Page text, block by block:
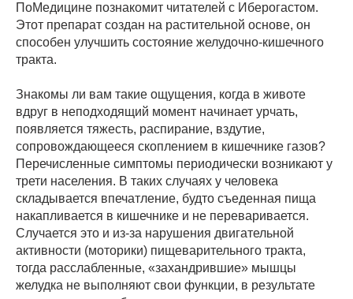
ПоМедицине познакомит читателей с Иберогастом.
Этот препарат создан на растительной основе, он
способен улучшить состояние желудочно-кишечного
тракта.
Знакомы ли вам такие ощущения, когда в животе
вдруг в неподходящий момент начинает урчать,
появляется тяжесть, распирание, вздутие,
сопровождающееся скоплением в кишечнике газов?
Перечисленные симптомы периодически возникают у
трети населения. В таких случаях у человека
складывается впечатление, будто съеденная пища
накапливается в кишечнике и не переваривается.
Случается это и из-за нарушения двигательной
активности (моторики) пищеварительного тракта,
тогда расслабленные, «захандрившие» мышцы
желудка не выполняют свои функции, в результате